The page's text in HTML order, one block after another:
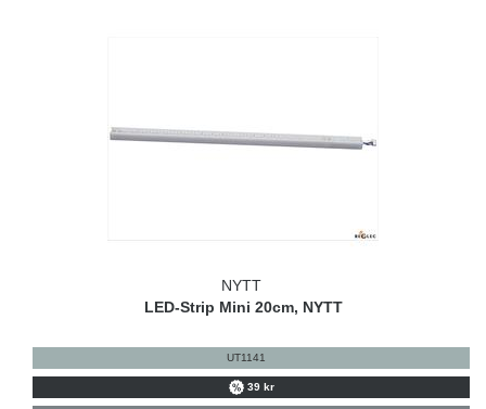
NYTT
LED-Strip Mini 20cm, NYTT
UT1141
39 kr